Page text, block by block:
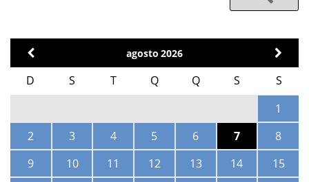
agosto 2026
D S T Q Q S
S
1
2
3 4 5 6 7
8
9
10 11 12 13 14
15